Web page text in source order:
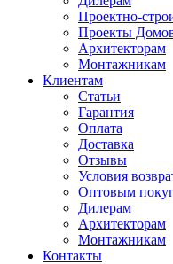
Проектно-
Проекты
Архитекторам
Монтажникам
Клиентам
Статьи
Гарантия
Оплата
Доставка
Отзывы
Условия
Оптовым
Дилерам
Архитекторам
Монтажникам
Контакты